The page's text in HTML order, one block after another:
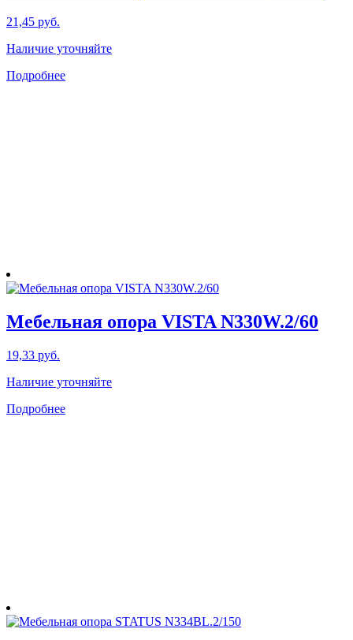
21,45 руб.
Наличие уточняйте
Подробнее
Мебельная опора VISTA N330W.2/60
19,33 руб.
Наличие уточняйте
Подробнее